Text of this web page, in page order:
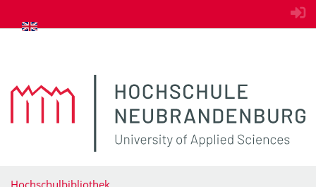
zum Inhalt springen